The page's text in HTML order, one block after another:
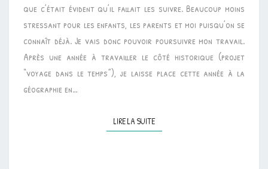
que c’était évident qu’il fallait les suivre. Beaucoup moins
stressant pour les enfants, les parents et moi puisqu’on se
connaît déjà. Je vais donc pouvoir poursuivre mon travail.
Après une année à travailler le côté historique (projet
“voyage dans le temps”), je laisse place cette année à la
géographie en…
LIRE LA SUITELIRE LA SUITE